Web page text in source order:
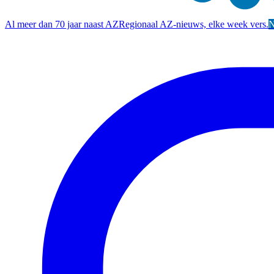
Al meer dan 70 jaar naast AZRegionaal AZ-nieuws, elke week vers.